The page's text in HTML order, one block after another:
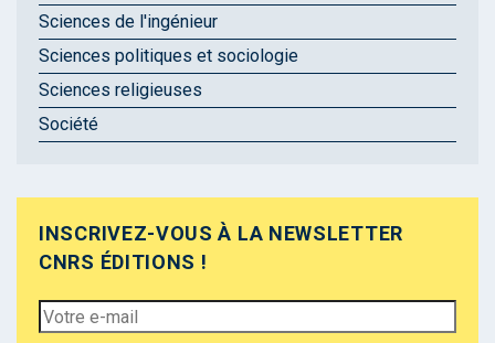
Sciences de l'ingénieur
Sciences politiques et sociologie
Sciences religieuses
Société
INSCRIVEZ-VOUS À LA NEWSLETTER
CNRS ÉDITIONS !